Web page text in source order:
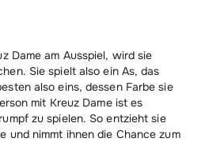
Dame am Ausspiel, wird sie
Sie spielt also ein As, das
also eins, dessen Farbe sie
mit Kreuz Dame ist es
zu spielen. So entzieht sie
und nimmt ihnen die Chance zum